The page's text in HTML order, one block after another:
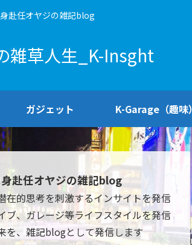
赴任オヤジの雑記blog
雑草人生_K-Insght
ガジェット K-Garage（趣味）
赴任オヤジの雑記blog
在的思考を刺激するインサイトを発信
ブ、ガレージ等ライフスタイルを発信
を、雑記blogとして発信します